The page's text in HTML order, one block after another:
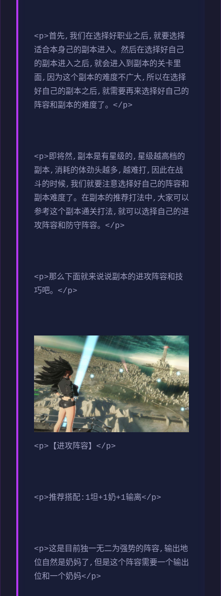
<p>首先,我们在选择好职业之后,就要选择
适合本身己的副本进入。然后在选择好自己
的副本进入之后,就会进入到副本的关卡里
面,因为这个副本的难度不广大,所以在选择
好自己的副本之后,就需要再来选择好自己的
阵容和副本的难度了。</p>
<p>即将然,副本是有星级的,星级越高档的
副本,消耗的体劲头越多,越难打,因此在战
斗的时候,我们就要注意选择好自己的阵容和
副本难度了。在副本的推荐打法中,大家可以
参考这个副本通关打法,就可以选择自己的进
攻阵容和防守阵容。</p>
<p>那么下面就来说说副本的进攻阵容和技
巧吧。</p>
<p>【进攻阵容】</p>
<p>推荐搭配:1坦+1奶+1输离</p>
<p>这是目前独一无二为强势的阵容,输出地
位自然是奶妈了,但是这个阵容需要一个输出
位和一个奶妈</p>